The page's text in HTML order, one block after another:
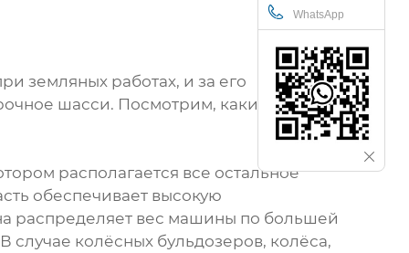
WhatsApp
земляных работах, и за его
шасси. Посмотрим, какие
располагается все остальное
обеспечивает высокую
распределяет вес машины по большей
колёсных бульдозеров, колёса,